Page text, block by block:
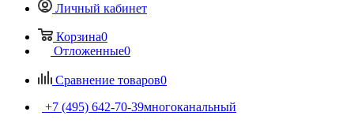
Личный кабинет
Корзина0
Отложенные0
Сравнение товаров0
+7 (495) 642-70-39многоканальный